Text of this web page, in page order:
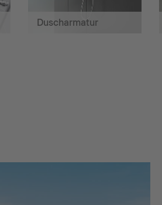
Duscharmatur